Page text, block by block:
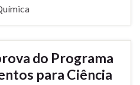
do Programa
para Ciência